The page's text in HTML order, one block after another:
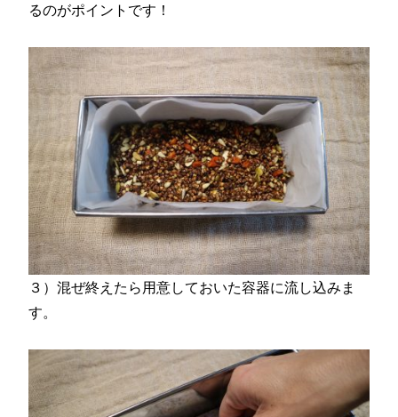
るのがポイントです！
３）混ぜ終えたら用意しておいた容器に流し込みま
す。